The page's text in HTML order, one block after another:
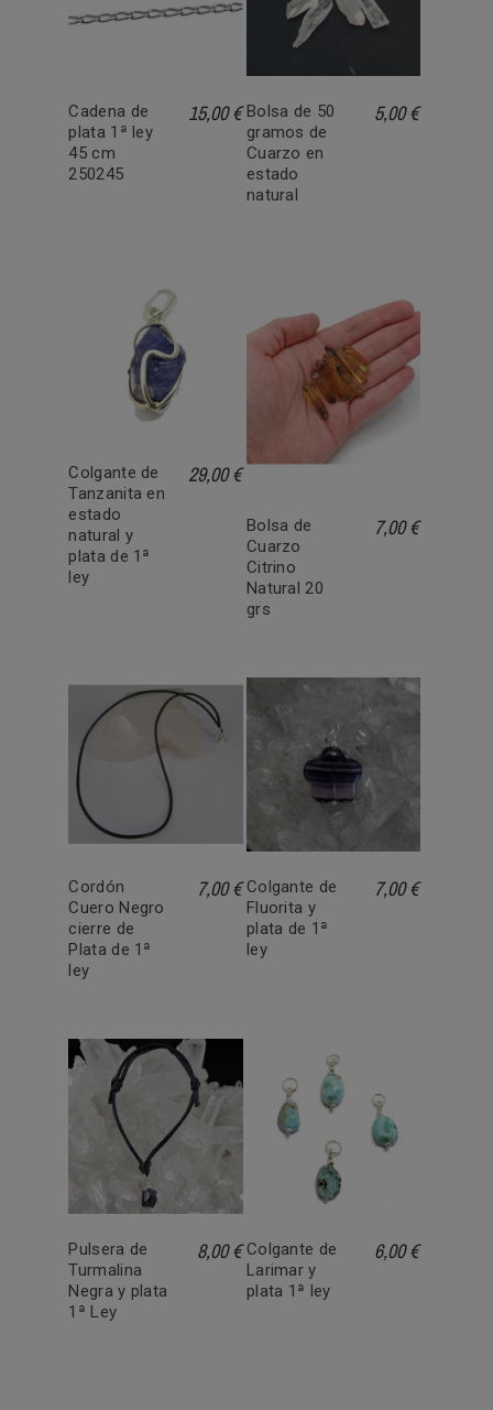
Cadena de
plata 1ª ley
45 cm
250245
15,00 € Bolsa de 50
gramos de
Cuarzo en
estado
natural
5,00 €
Colgante de
Tanzanita en
estado
natural y
plata de 1ª
ley
29,00 €
Bolsa de
Cuarzo
Citrino
Natural 20
grs
7,00 €
Cordón
Cuero Negro
cierre de
Plata de 1ª
ley
7,00 € Colgante de
Fluorita y
plata de 1ª
ley
7,00 €
Pulsera de
Turmalina
Negra y plata
1ª Ley
8,00 € Colgante de
Larimar y
plata 1ª ley
6,00 €